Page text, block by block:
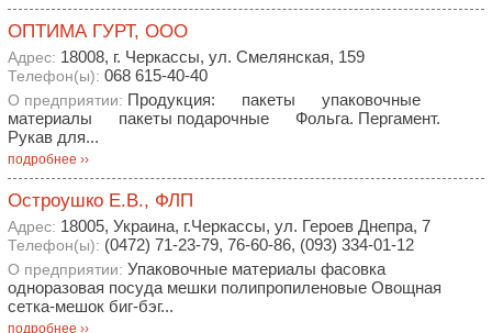
ОПТИМА ГУРТ, ООО
Адрес: 18008, г. Черкассы, ул. Смелянская, 159
Телефон(ы): 068 615-40-40
О предприятии: Продукция: пакеты упаковочные
материалы пакеты подарочные Фольга. Пергамент.
Рукав для...
подробнее ››
Остроушко Е.В., ФЛП
Адрес: 18005, Украина, г.Черкассы, ул. Героев Днепра, 7
Телефон(ы): (0472) 71-23-79, 76-60-86, (093) 334-01-12
О предприятии: Упаковочные материалы фасовка
одноразовая посуда мешки полипропиленовые Овощная
сетка-мешок биг-бэг...
подробнее ››